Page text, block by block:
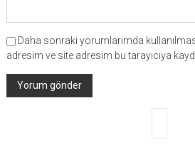
Daha sonraki yorumlarımda
adresim ve site adresim bu tarayıcıya